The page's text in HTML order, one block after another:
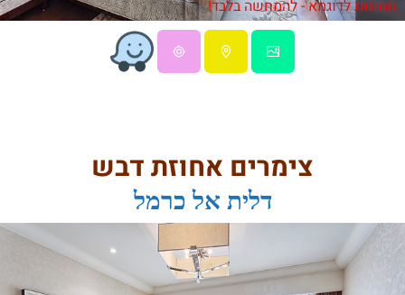
תמונות לדוגמא - להמחשה בלבד!
צימרים אחוזת דבש
דלית אל כרמל